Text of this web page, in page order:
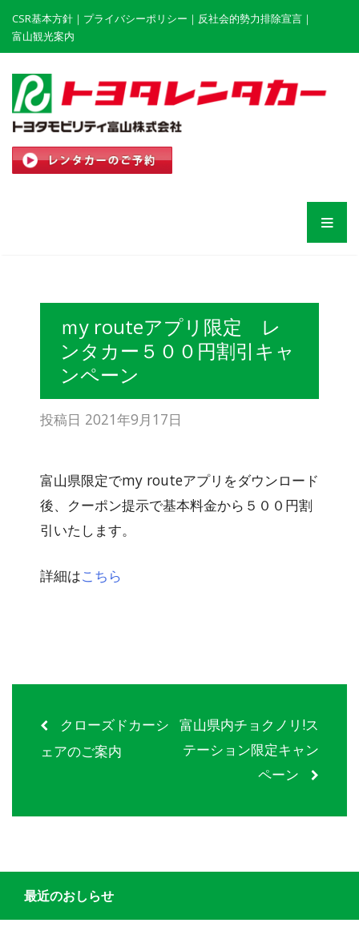
CSR基本方針 ｜ プライバシーポリシー ｜ 反社会的勢力排除宣言 ｜
富山観光案内
ｍy routeアプリ限定 レ
ンタカー５００円割引キャ
ンペーン
投稿日 2021年9月17日
富山県限定でmy routeアプリをダウンロード
後、クーポン提示で基本料金から５００円割
引いたします。
詳細はこちら
クローズドカーシ
ェアのご案内
富山県内チョクノリ!ス
テーション限定キャン
ペーン
最近のおしらせ